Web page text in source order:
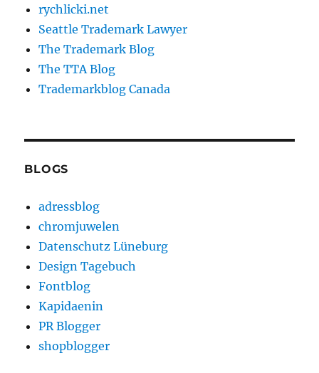
rychlicki.net
Seattle Trademark Lawyer
The Trademark Blog
The TTA Blog
Trademarkblog Canada
BLOGS
adressblog
chromjuwelen
Datenschutz Lüneburg
Design Tagebuch
Fontblog
Kapidaenin
PR Blogger
shopblogger